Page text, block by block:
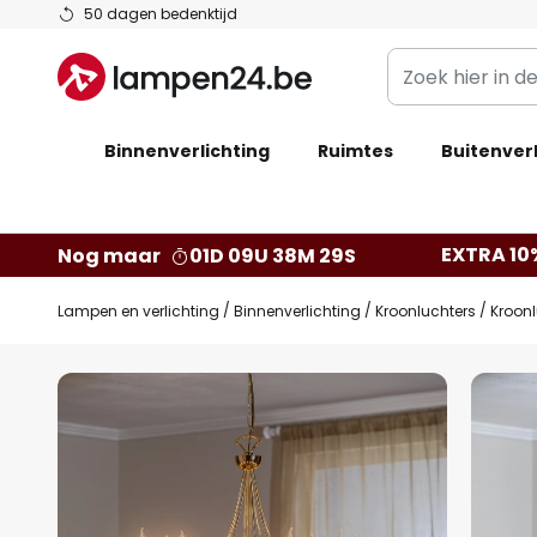
50 dagen bedenktijd
Ga
de
inhoud
Zoek
hier
de
Binnenverlichting Ruimtes
Nog maar 01D 09U 38M 28S EXTRA
Lampen en verlichting Binnenverlichting Kroonluchters
Ga
naar